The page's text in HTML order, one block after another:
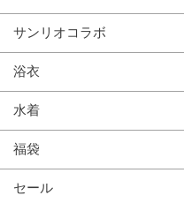
サンリオコラボ
浴衣
水着
福袋
セール